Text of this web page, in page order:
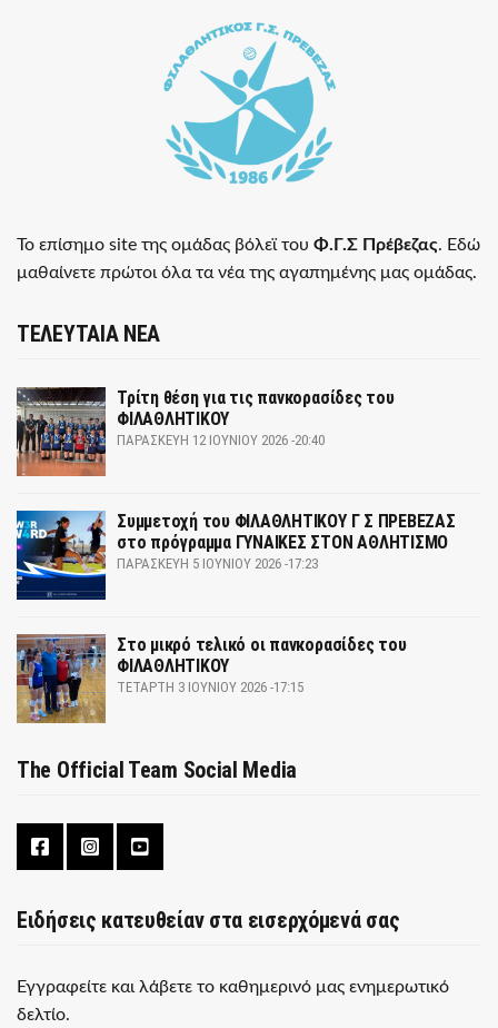
Το επίσημο site της ομάδας βόλεϊ του Φ.Γ.Σ Πρέβεζας. Εδώ
μαθαίνετε πρώτοι όλα τα νέα της αγαπημένης μας ομάδας.
ΤΕΛΕΥΤΑΙΑ ΝΕΑ
Τρίτη θέση για τις πανκορασίδες του
ΦΙΛΑΘΛΗΤΙΚΟΥ
ΠΑΡΑΣΚΕΥΉ 12 ΙΟΥΝΊΟΥ 2026 -20:40
Συμμετοχή του ΦΙΛΑΘΛΗΤΙΚΟΥ Γ Σ ΠΡΕΒΕΖΑΣ
στο πρόγραμμα ΓΥΝΑΙΚΕΣ ΣΤΟΝ ΑΘΛΗΤΙΣΜΟ
ΠΑΡΑΣΚΕΥΉ 5 ΙΟΥΝΊΟΥ 2026 -17:23
Στο μικρό τελικό οι πανκορασίδες του
ΦΙΛΑΘΛΗΤΙΚΟΥ
ΤΕΤΆΡΤΗ 3 ΙΟΥΝΊΟΥ 2026 -17:15
The Official Team Social Media
Ειδήσεις κατευθείαν στα εισερχόμενά σας
Εγγραφείτε και λάβετε το καθημερινό μας ενημερωτικό
δελτίο.